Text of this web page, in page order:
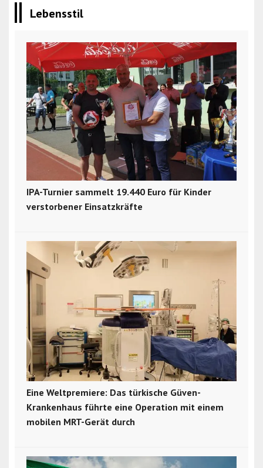
Lebensstil
IPA-Turnier sammelt 19.440 Euro für Kinder
verstorbener Einsatzkräfte
Eine Weltpremiere: Das türkische Güven-
Krankenhaus führte eine Operation mit einem
mobilen MRT-Gerät durch